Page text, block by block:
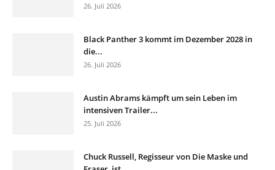
26. Juli 2026
Black Panther 3 kommt im Dezember 2028 in
die...
26. Juli 2026
Austin Abrams kämpft um sein Leben im
intensiven Trailer...
25. Juli 2026
Chuck Russell, Regisseur von Die Maske und